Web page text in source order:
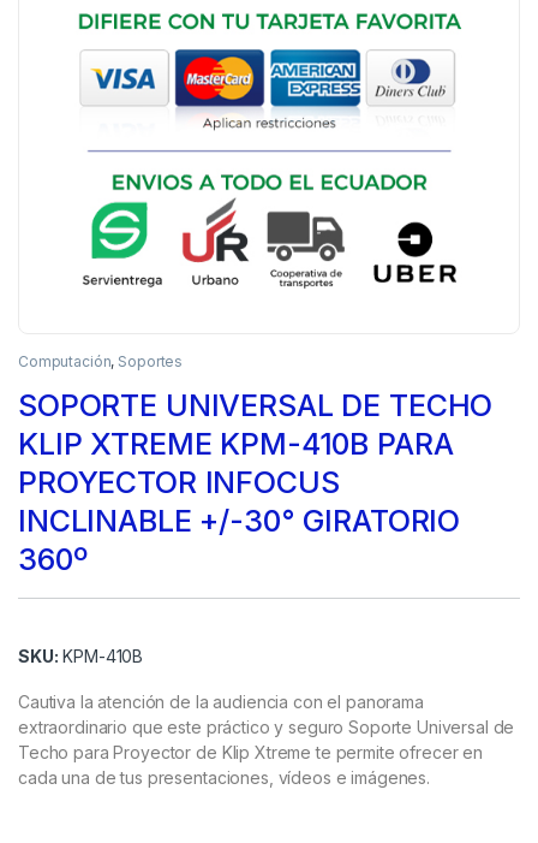
Computación, Soportes
SOPORTE UNIVERSAL DE TECHO
KLIP XTREME KPM-410B PARA
PROYECTOR INFOCUS
INCLINABLE +/-30° GIRATORIO
360º
SKU: KPM-410B
Cautiva la atención de la audiencia con el panorama
extraordinario que este práctico y seguro Soporte Universal de
Techo para Proyector de Klip Xtreme te permite ofrecer en
cada una de tus presentaciones, vídeos e imágenes.